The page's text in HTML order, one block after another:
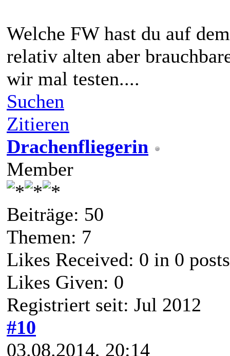
Welche FW hast du auf
relativ alten aber
wir mal testen....
Suchen
Zitieren
Drachenfliegerin
Member
Beiträge: 50
Themen: 7
Likes Received: 0 in 0 posts
Likes Given: 0
Registriert seit: Jul 2012
#10
03.08.2014, 20:14